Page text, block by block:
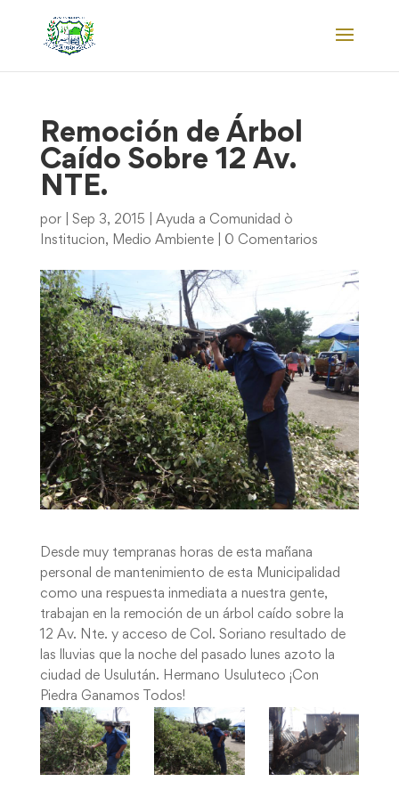
Remoción de Árbol
Caído Sobre 12 Av.
NTE.
por Sep 3, 2015
Ayuda a Comunidad ò
Institucion, Medio Ambiente| 0 Comentarios
Desde muy tempranas horas de esta mañana
personal de mantenimiento de esta Municipalidad
como una respuesta inmediata a nuestra gente,
trabajan en la remoción de un árbol caído sobre la
12 Av. Nte. y acceso de Col. Soriano resultado de
las lluvias que la noche del pasado lunes azoto la
ciudad de Usulután. Hermano Usuluteco ¡Con
Piedra Ganamos Todos!